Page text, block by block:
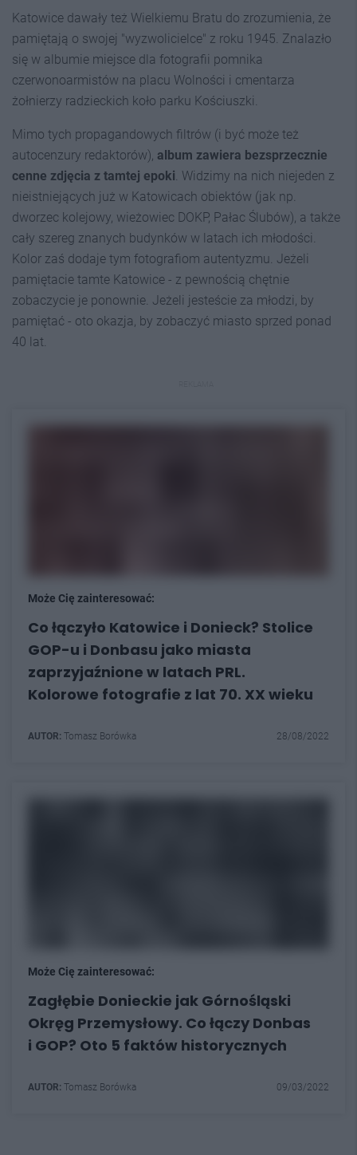
Katowice dawały też Wielkiemu Bratu do zrozumienia, że
pamiętają o swojej "wyzwolicielce" z roku 1945. Znalazło
się w albumie miejsce dla fotografii pomnika
czerwonoarmistów na placu Wolności i cmentarza
żołnierzy radzieckich koło parku Kościuszki.
Mimo tych propagandowych filtrów (i być może też
autocenzury redaktorów), album zawiera bezsprzecznie
cenne zdjęcia z tamtej epoki. Widzimy na nich niejeden z
nieistniejących już w Katowicach obiektów (jak np.
dworzec kolejowy, wieżowiec DOKP, Pałac Ślubów), a także
cały szereg znanych budynków w latach ich młodości.
Kolor zaś dodaje tym fotografiom autentyzmu. Jeżeli
pamiętacie tamte Katowice - z pewnością chętnie
zobaczycie je ponownie. Jeżeli jesteście za młodzi, by
pamiętać - oto okazja, by zobaczyć miasto sprzed ponad
40 lat.
Może Cię zainteresować:
Co łączyło Katowice i Donieck? Stolice
GOP-u i Donbasu jako miasta
zaprzyjaźnione w latach PRL.
Kolorowe fotografie z lat 70. XX wieku
AUTOR: Tomasz Borówka 28/08/2022
Może Cię zainteresować:
Zagłębie Donieckie jak Górnośląski
Okręg Przemysłowy. Co łączy Donbas
i GOP? Oto 5 faktów historycznych
AUTOR: Tomasz Borówka 09/03/2022